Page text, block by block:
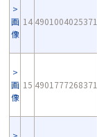
画
像
14 4901004025371
画
像
15 4901777268371